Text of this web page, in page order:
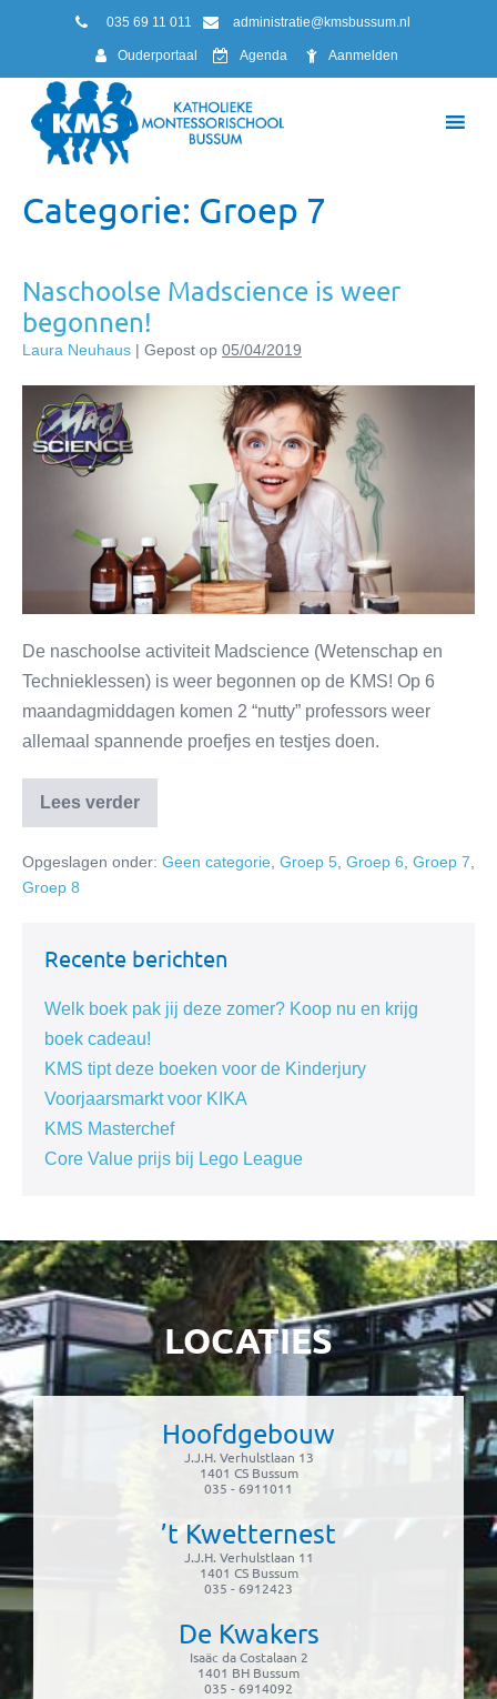
035 69 11 011 administratie@kmsbussum.nl
Ouderportaal Agenda Aanmelden
Categorie: Groep 7
Naschoolse Madscience is weer
begonnen!
Laura Neuhaus | Gepost op 05/04/2019
De naschoolse activiteit Madscience (Wetenschap en
Technieklessen) is weer begonnen op de KMS! Op 6
maandagmiddagen komen 2 “nutty” professors weer
allemaal spannende proefjes en testjes doen.
Lees verder
Opgeslagen onder: Geen categorie, Groep 5, Groep 6, Groep 7,
Groep 8
Recente berichten
Welk boek pak jij deze zomer? Koop nu en krijg
boek cadeau!
KMS tipt deze boeken voor de Kinderjury
Voorjaarsmarkt voor KIKA
KMS Masterchef
Core Value prijs bij Lego League
LOCATIES
Hoofdgebouw
J.J.H. Verhulstlaan 13
1401 CS Bussum
035 - 6911011
’t Kwetternest
J.J.H. Verhulstlaan 11
1401 CS Bussum
035 - 6912423
De Kwakers
Isaäc da Costalaan 2
1401 BH Bussum
035 - 6914092